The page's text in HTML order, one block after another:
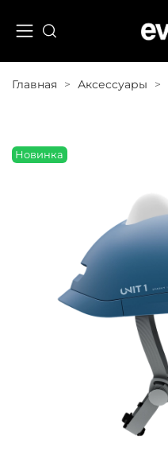
Главная Аксессуары
Новинка